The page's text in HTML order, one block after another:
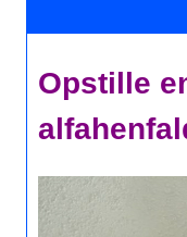
Opstille